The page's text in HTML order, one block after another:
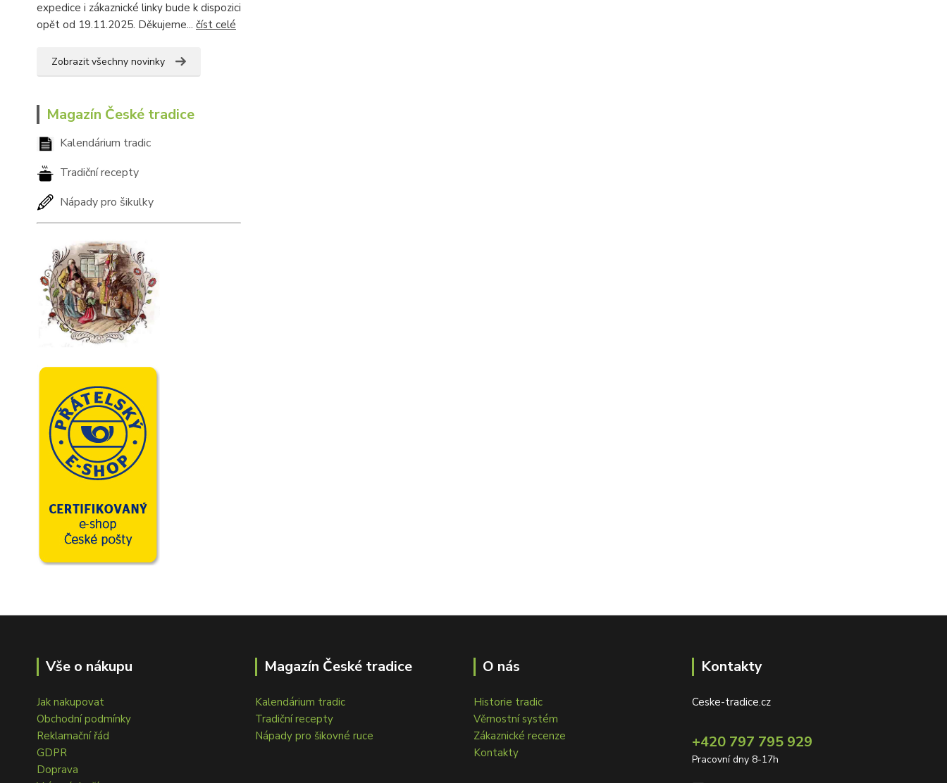
expedice i zákaznické linky bude k dispozici
opět od 19.11.2025. Děkujeme... číst celé
Zobrazit všechny novinky
Magazín České tradice
Kalendárium tradic
Tradiční recepty
Nápady pro šikulky
Vše o nákupu
Jak nakupovat
Obchodní podmínky
Reklamační řád
GDPR
Doprava
Magazín České tradice
Kalendárium tradic
Tradiční recepty
Nápady pro šikovné ruce
O nás
Historie tradic
Věrnostní systém
Zákaznické recenze
Kontakty
Kontakty
Ceske-tradice.cz
+420 797 795 929
Pracovní dny 8-17h